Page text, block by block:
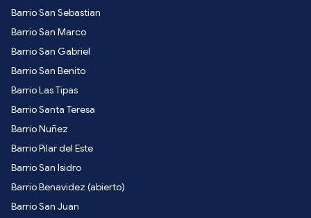
Barrio San Sebastian
Barrio San Marco
Barrio San Gabriel
Barrio San Benito
Barrio Las Tipas
Barrio Santa Teresa
Barrio Nuñez
Barrio Pilar del Este
Barrio San Isidro
Barrio Benavidez (abierto)
Barrio San Juan